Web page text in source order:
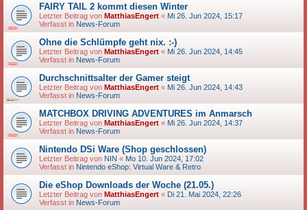
FAIRY TAIL 2 kommt diesen Winter
Letzter Beitrag von MatthiasEngert « Mi 26. Jun 2024, 15:17
Verfasst in News-Forum
Ohne die Schlümpfe geht nix. :-)
Letzter Beitrag von MatthiasEngert « Mi 26. Jun 2024, 14:45
Verfasst in News-Forum
Durchschnittsalter der Gamer steigt
Letzter Beitrag von MatthiasEngert « Mi 26. Jun 2024, 14:43
Verfasst in News-Forum
MATCHBOX DRIVING ADVENTURES im Anmarsch
Letzter Beitrag von MatthiasEngert « Mi 26. Jun 2024, 14:37
Verfasst in News-Forum
Nintendo DSi Ware (Shop geschlossen)
Letzter Beitrag von NIN « Mo 10. Jun 2024, 17:02
Verfasst in Nintendo eShop: Virtual Ware & Retro
Die eShop Downloads der Woche (21.05.)
Letzter Beitrag von MatthiasEngert « Di 21. Mai 2024, 22:26
Verfasst in News-Forum